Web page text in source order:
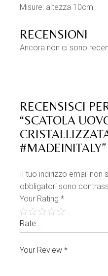
Misure: altezza 10cm
RECENSIONI
Ancora non ci sono
RECENSISCI
“SCATOLA
#MADEINITALY”
Il tuo indirizzo email non
obbligatori sono
Your Rating*